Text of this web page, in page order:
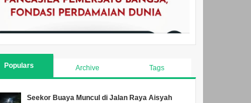
Populars Archive Tags
Seekor Buaya Muncul di Jalan Raya Aisyah